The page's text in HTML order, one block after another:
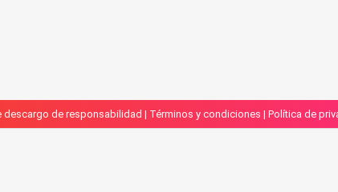
descargo de responsabilidad | Términos y condiciones | Política de